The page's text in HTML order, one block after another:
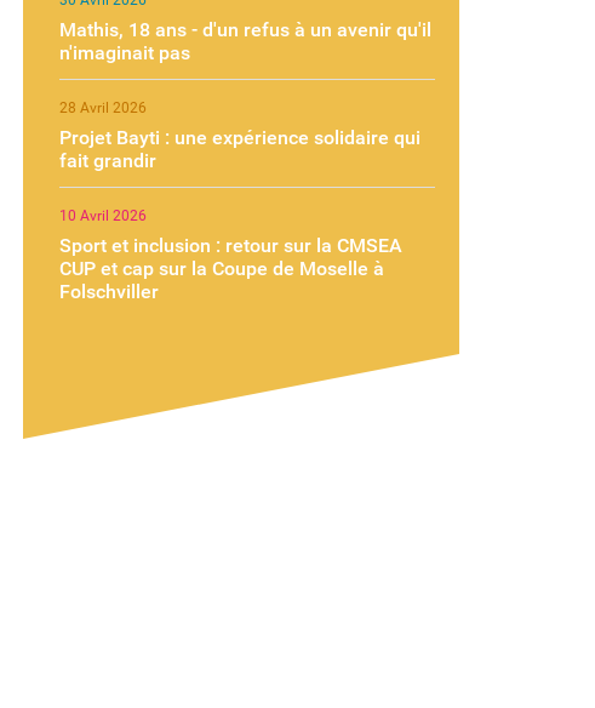
Mathis, 18 ans - d'un refus à un avenir qu'il
n'imaginait pas
28 Avril 2026
Projet Bayti : une expérience solidaire qui
fait grandir
10 Avril 2026
Sport et inclusion : retour sur la CMSEA
CUP et cap sur la Coupe de Moselle à
Folschviller